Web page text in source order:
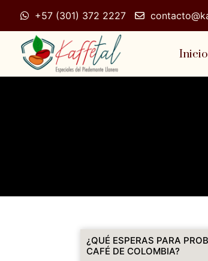
+57 (301) 372 2227
Inicio
¿QUÉ ESPERAS PARA
CAFÉ DE COLOMBIA?